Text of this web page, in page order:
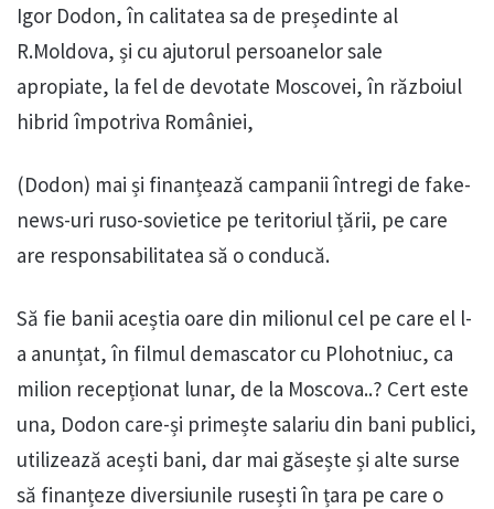
Igor Dodon, în calitatea sa de președinte al
R.Moldova, și cu ajutorul persoanelor sale
apropiate, la fel de devotate Moscovei, în războiul
hibrid împotriva României,
(Dodon) mai și finanțează campanii întregi de fake-
news-uri ruso-sovietice pe teritoriul țării, pe care
are responsabilitatea să o conducă.
Să fie banii aceștia oare din milionul cel pe care el l-
a anunțat, în filmul demascator cu Plohotniuc, ca
milion recepționat lunar, de la Moscova..? Cert este
una, Dodon care-și primește salariu din bani publici,
utilizează acești bani, dar mai găsește și alte surse
să finanțeze diversiunile rusești în țara pe care o